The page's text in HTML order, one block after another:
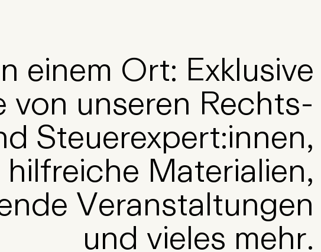
einem Ort: Exklusive
von unseren Rechts-
Steuerexpert:innen,
hilfreiche Materialien,
Veranstaltungen
und vieles mehr.